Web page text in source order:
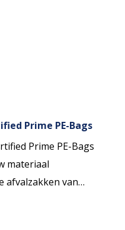
Prime PE-Bags
Prime PE-Bags
materiaal
afvalzakken van
zijn ze makkelijk te